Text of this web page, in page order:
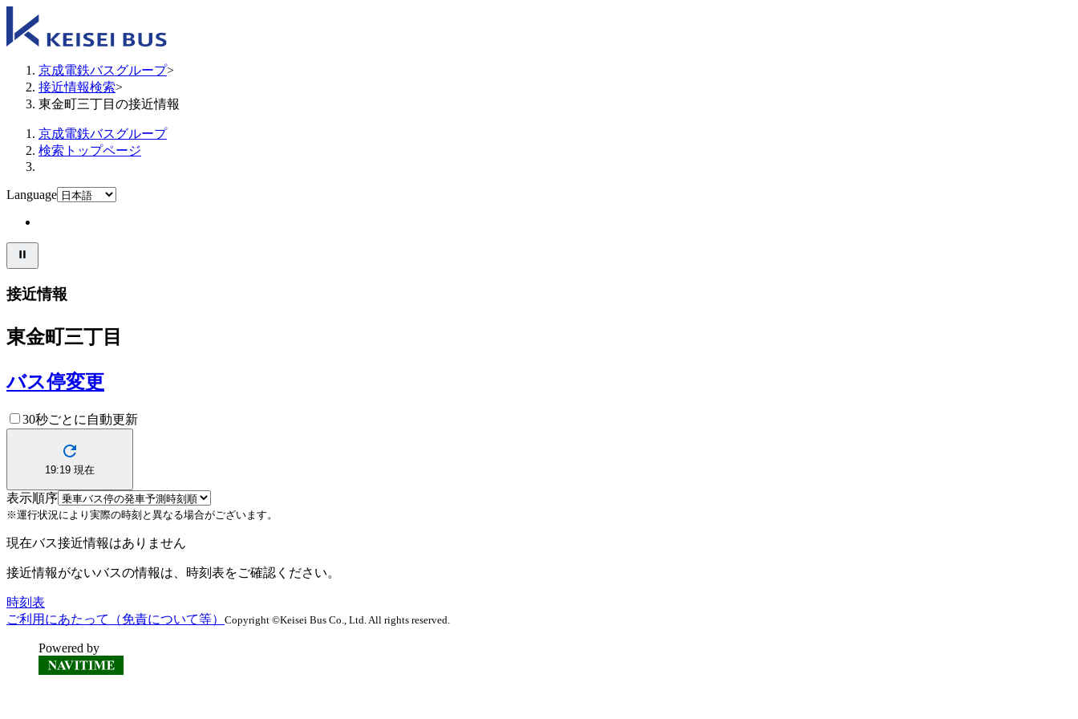
京成電鉄バスグループ>
接近情報検索>
東金町三丁目の接近情報
京成電鉄バスグループ
検索トップページ
Language
接近情報
東金町三丁目
バス停変更
30秒ごとに自動更新
19:19 現在
表示順序
※運行状況により実際の時刻と異なる場合がございます。
現在バス接近情報はありません
接近情報がないバスの情報は、時刻表をご確認ください。
時刻表
ご利用にあたって（免責について等） Copyright ©Keisei Bus Co., Ltd. All rights reserved.
Powered by